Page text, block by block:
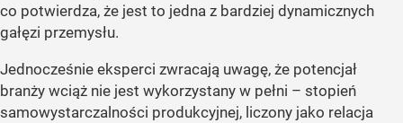
co potwierdza, że jest to jedna z bardziej dynamicznych
gałęzi przemysłu.
Jednocześnie eksperci zwracają uwagę, że potencjał
branży wciąż nie jest wykorzystany w pełni – stopień
samowystarczalności produkcyjnej, liczony jako relacja